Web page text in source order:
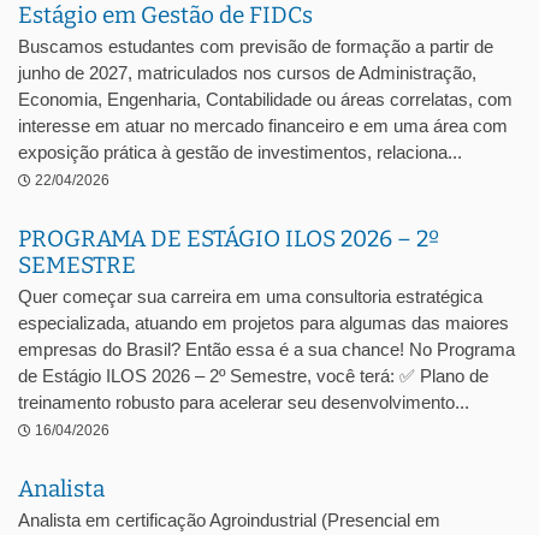
Estágio em Gestão de FIDCs
Buscamos estudantes com previsão de formação a partir de
junho de 2027, matriculados nos cursos de Administração,
Economia, Engenharia, Contabilidade ou áreas correlatas, com
interesse em atuar no mercado financeiro e em uma área com
exposição prática à gestão de investimentos, relaciona...
22/04/2026
PROGRAMA DE ESTÁGIO ILOS 2026 – 2º
SEMESTRE
Quer começar sua carreira em uma consultoria estratégica
especializada, atuando em projetos para algumas das maiores
empresas do Brasil? Então essa é a sua chance! No Programa
de Estágio ILOS 2026 – 2º Semestre, você terá: ✅ Plano de
treinamento robusto para acelerar seu desenvolvimento...
16/04/2026
Analista
Analista em certificação Agroindustrial (Presencial em